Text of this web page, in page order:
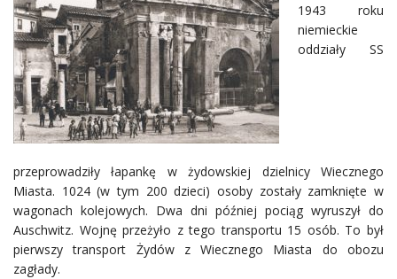
1943 roku
niemieckie
oddziały SS
przeprowadziły łapankę w żydowskiej dzielnicy Wiecznego
Miasta. 1024 (w tym 200 dzieci) osoby zostały zamknięte w
wagonach kolejowych. Dwa dni później pociąg wyruszył do
Auschwitz. Wojnę przeżyło z tego transportu 15 osób. To był
pierwszy transport Żydów z Wiecznego Miasta do obozu
zagłady.